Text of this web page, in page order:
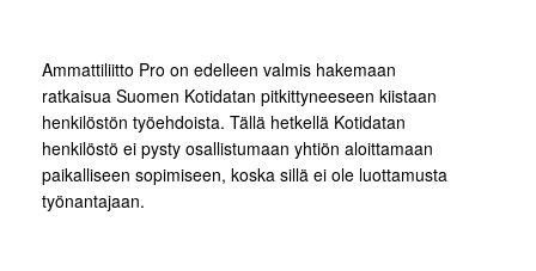
Ammattiliitto Pro on edelleen valmis hakemaan
ratkaisua Suomen Kotidatan pitkittyneeseen kiistaan
henkilöstön työehdoista. Tällä hetkellä Kotidatan
henkilöstö ei pysty osallistumaan yhtiön aloittamaan
paikalliseen sopimiseen, koska sillä ei ole luottamusta
työnantajaan.